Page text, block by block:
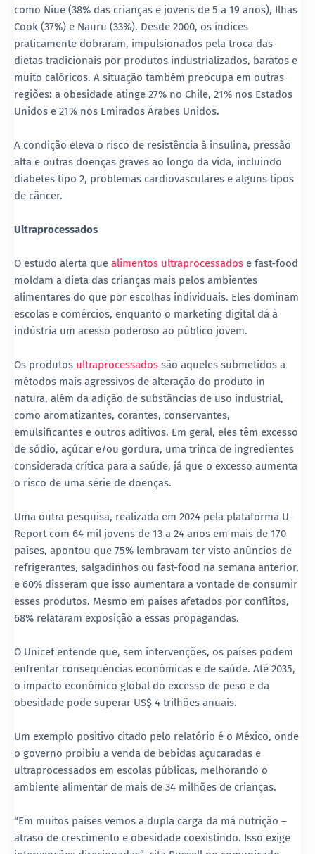
como Niue (38% das crianças e jovens de 5 a 19 anos), Ilhas
Cook (37%) e Nauru (33%). Desde 2000, os índices
praticamente dobraram, impulsionados pela troca das
dietas tradicionais por produtos industrializados, baratos e
muito calóricos. A situação também preocupa em outras
regiões: a obesidade atinge 27% no Chile, 21% nos Estados
Unidos e 21% nos Emirados Árabes Unidos.
A condição eleva o risco de resistência à insulina, pressão
alta e outras doenças graves ao longo da vida, incluindo
diabetes tipo 2, problemas cardiovasculares e alguns tipos
de câncer.
Ultraprocessados
O estudo alerta que alimentos ultraprocessados e fast-food
moldam a dieta das crianças mais pelos ambientes
alimentares do que por escolhas individuais. Eles dominam
escolas e comércios, enquanto o marketing digital dá à
indústria um acesso poderoso ao público jovem.
Os produtos ultraprocessados são aqueles submetidos a
métodos mais agressivos de alteração do produto in
natura, além da adição de substâncias de uso industrial,
como aromatizantes, corantes, conservantes,
emulsificantes e outros aditivos. Em geral, eles têm excesso
de sódio, açúcar e/ou gordura, uma trinca de ingredientes
considerada crítica para a saúde, já que o excesso aumenta
o risco de uma série de doenças.
Uma outra pesquisa, realizada em 2024 pela plataforma U-
Report com 64 mil jovens de 13 a 24 anos em mais de 170
países, apontou que 75% lembravam ter visto anúncios de
refrigerantes, salgadinhos ou fast-food na semana anterior,
e 60% disseram que isso aumentara a vontade de consumir
esses produtos. Mesmo em países afetados por conflitos,
68% relataram exposição a essas propagandas.
O Unicef entende que, sem intervenções, os países podem
enfrentar consequências econômicas e de saúde. Até 2035,
o impacto econômico global do excesso de peso e da
obesidade pode superar US$ 4 trilhões anuais.
Um exemplo positivo citado pelo relatório é o México, onde
o governo proibiu a venda de bebidas açucaradas e
ultraprocessados em escolas públicas, melhorando o
ambiente alimentar de mais de 34 milhões de crianças.
“Em muitos países vemos a dupla carga da má nutrição –
atraso de crescimento e obesidade coexistindo. Isso exige